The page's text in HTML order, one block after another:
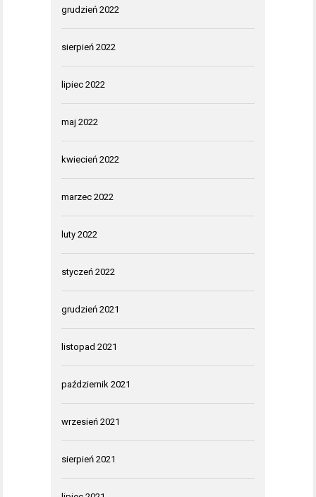
grudzień 2022
sierpień 2022
lipiec 2022
maj 2022
kwiecień 2022
marzec 2022
luty 2022
styczeń 2022
grudzień 2021
listopad 2021
październik 2021
wrzesień 2021
sierpień 2021